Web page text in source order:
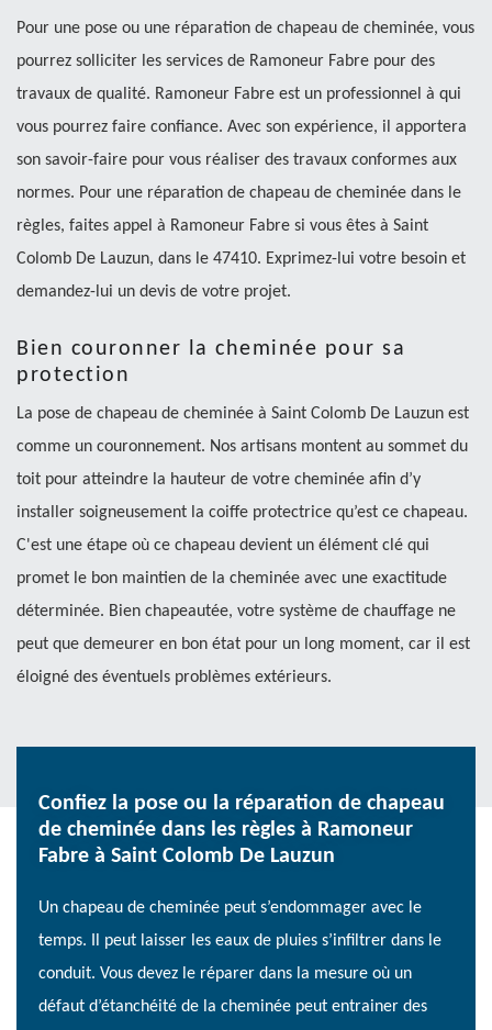
Pour une pose ou une réparation de chapeau de cheminée, vous
pourrez solliciter les services de Ramoneur Fabre pour des
travaux de qualité. Ramoneur Fabre est un professionnel à qui
vous pourrez faire confiance. Avec son expérience, il apportera
son savoir-faire pour vous réaliser des travaux conformes aux
normes. Pour une réparation de chapeau de cheminée dans le
règles, faites appel à Ramoneur Fabre si vous êtes à Saint
Colomb De Lauzun, dans le 47410. Exprimez-lui votre besoin et
demandez-lui un devis de votre projet.
Bien couronner la cheminée pour sa
protection
La pose de chapeau de cheminée à Saint Colomb De Lauzun est
comme un couronnement. Nos artisans montent au sommet du
toit pour atteindre la hauteur de votre cheminée afin d’y
installer soigneusement la coiffe protectrice qu’est ce chapeau.
C'est une étape où ce chapeau devient un élément clé qui
promet le bon maintien de la cheminée avec une exactitude
déterminée. Bien chapeautée, votre système de chauffage ne
peut que demeurer en bon état pour un long moment, car il est
éloigné des éventuels problèmes extérieurs.
Confiez la pose ou la réparation de chapeau
de cheminée dans les règles à Ramoneur
Fabre à Saint Colomb De Lauzun
Un chapeau de cheminée peut s’endommager avec le
temps. Il peut laisser les eaux de pluies s’infiltrer dans le
conduit. Vous devez le réparer dans la mesure où un
défaut d’étanchéité de la cheminée peut entrainer des